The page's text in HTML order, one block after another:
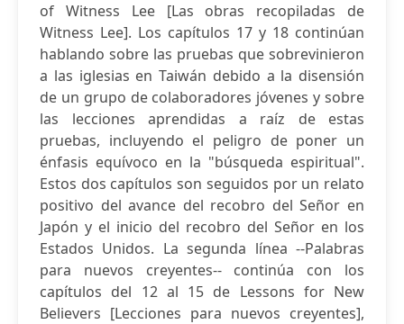
of Witness Lee [Las obras recopiladas de
Witness Lee]. Los capítulos 17 y 18 continúan
hablando sobre las pruebas que sobrevinieron
a las iglesias en Taiwán debido a la disensión
de un grupo de colaboradores jóvenes y sobre
las lecciones aprendidas a raíz de estas
pruebas, incluyendo el peligro de poner un
énfasis equívoco en la "búsqueda espiritual".
Estos dos capítulos son seguidos por un relato
positivo del avance del recobro del Señor en
Japón y el inicio del recobro del Señor en los
Estados Unidos. La segunda línea --Palabras
para nuevos creyentes-- continúa con los
capítulos del 12 al 15 de Lessons for New
Believers [Lecciones para nuevos creyentes],